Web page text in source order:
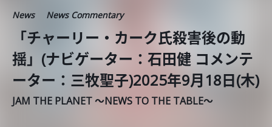
News News Commentary
「チャーリー・カーク氏殺害後の動
揺」(ナビゲーター：石田健 コメンテ
ーター：三牧聖子)2025年9月18日(木)
JAM THE PLANET ～NEWS TO THE TABLE～